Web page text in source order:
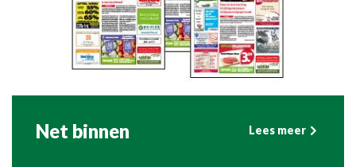
Net binnen Lees meer